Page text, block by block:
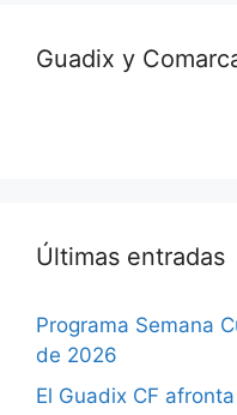
Guadix y
Últimas entradas
Programa Semana
de 2026
El Guadix CF